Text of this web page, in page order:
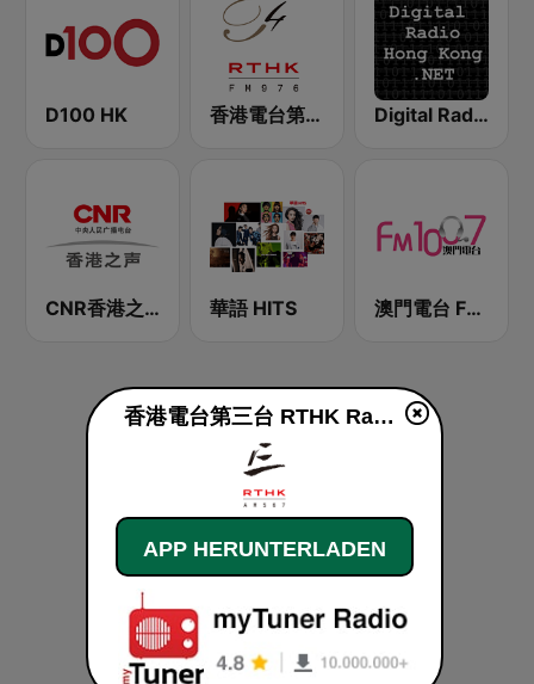
D100 HK 香港電台第四台 RTHK Radio 4 Digital Radio Hong Kong
CNR香港之声 - CNR Voice of Hong Kong 華語 HITS 澳門電台 FM 100.7
香港電台第三台 RTHK Radio 3 live
APP HERUNTERLADEN